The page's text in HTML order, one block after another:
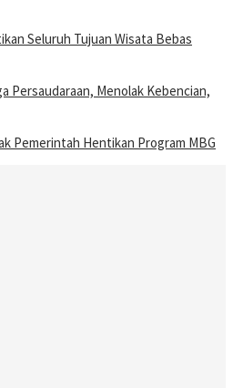
Seluruh Tujuan Wisata Bebas
Persaudaraan, Menolak Kebencian,
Pemerintah Hentikan Program MBG